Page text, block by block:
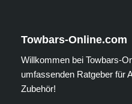
Towbars-Online.com
Willkommen bei Towbars-
umfassenden Ratgeber für
Zubehör!